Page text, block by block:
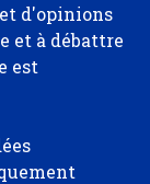
d'opinions
et à débattre
est